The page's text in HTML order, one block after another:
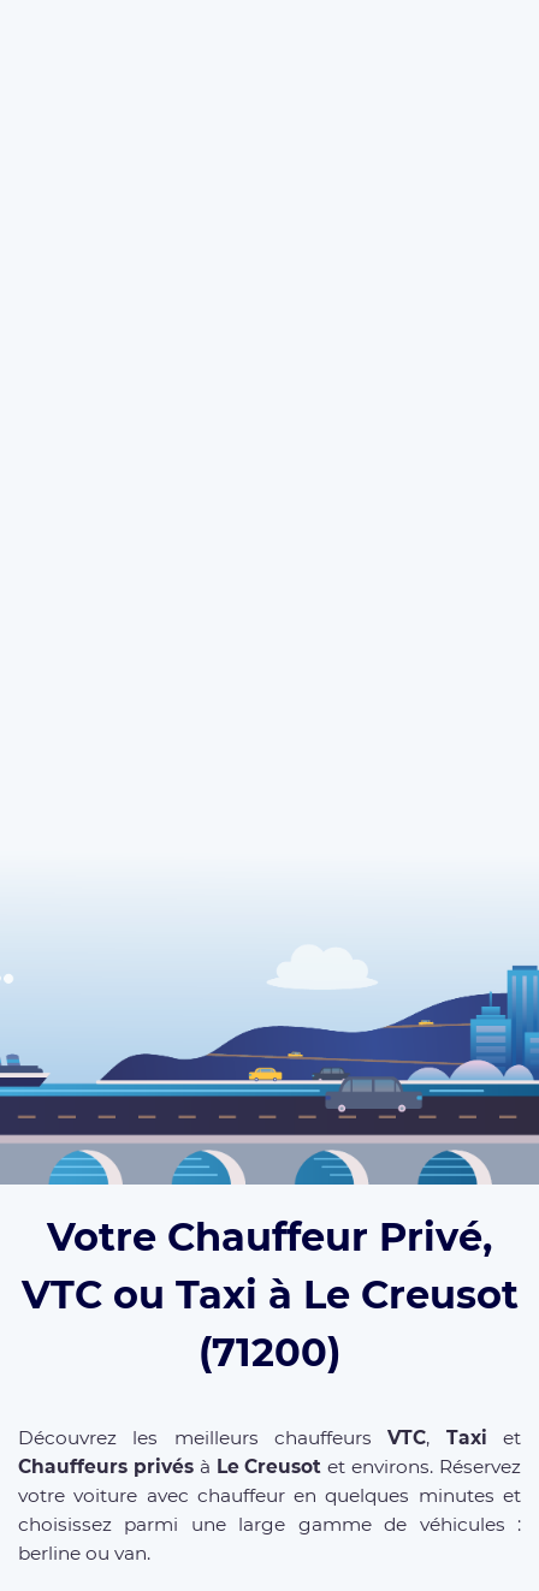
Votre Chauffeur Privé,
VTC ou Taxi à Le Creusot
(71200)
Découvrez les meilleurs chauffeursVTC, Taxi et
Chauffeurs privésà Le Creusot et environs. Réservez
votre voiture avec chauffeur en quelques minutes et
choisissez parmi une large gamme de véhicules :
berline ou van.